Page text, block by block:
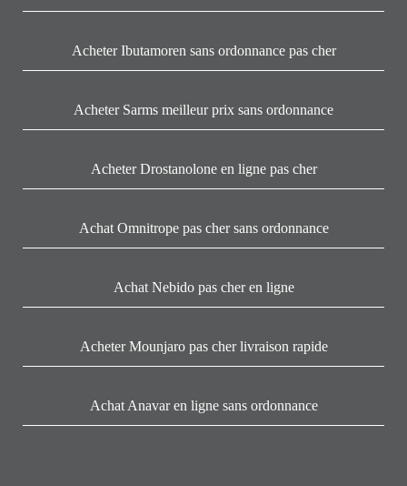
Acheter Ibutamoren sans ordonnance pas cher
Acheter Sarms meilleur prix sans ordonnance
Acheter Drostanolone en ligne pas cher
Achat Omnitrope pas cher sans ordonnance
Achat Nebido pas cher en ligne
Acheter Mounjaro pas cher livraison rapide
Achat Anavar en ligne sans ordonnance